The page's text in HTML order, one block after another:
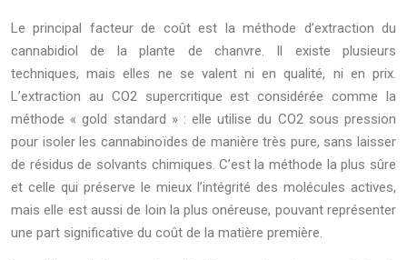
Le principal facteur de coût est la méthode d’extraction du
cannabidiol de la plante de chanvre. Il existe plusieurs
techniques, mais elles ne se valent ni en qualité, ni en prix.
L’extraction au CO2 supercritique est considérée comme la
méthode « gold standard » : elle utilise du CO2 sous pression
pour isoler les cannabinoïdes de manière très pure, sans laisser
de résidus de solvants chimiques. C’est la méthode la plus sûre
et celle qui préserve le mieux l’intégrité des molécules actives,
mais elle est aussi de loin la plus onéreuse, pouvant représenter
une part significative du coût de la matière première.